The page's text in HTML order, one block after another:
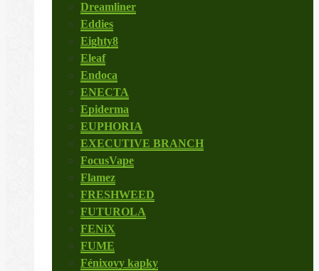
Dreamliner
Eddies
Eighty8
Eleaf
Endoca
ENECTA
Epiderma
EUPHORIA
EXECUTIVE BRANCH
FocusVape
Flamez
FRESHWEED
FUTUROLA
FENiX
FUME
Fénixovy kapky